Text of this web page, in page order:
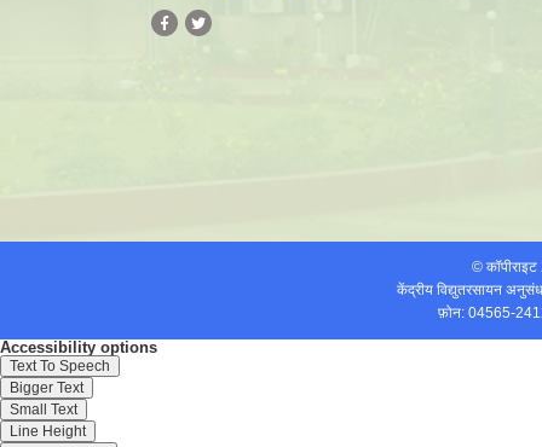
©
केंद्रीय विद्युतरसायन
फ़ोन: 04565-
Accessibility options
Text To Speech
Bigger Text
Small Text
Line Height